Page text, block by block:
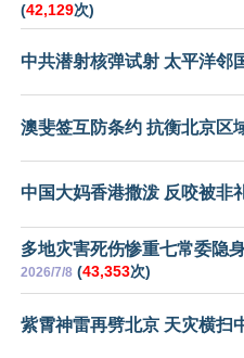
(42,129次)
中共潜射核弹试射 太平洋邻
澳斐签互防条约 抗衡北京区
中国大妈香港撒泼 反咬被非
多地灾害死伤惨重七常委隐
2026/7/8 (43,353次)
紫霄神雷再劈北京 天灾横扫